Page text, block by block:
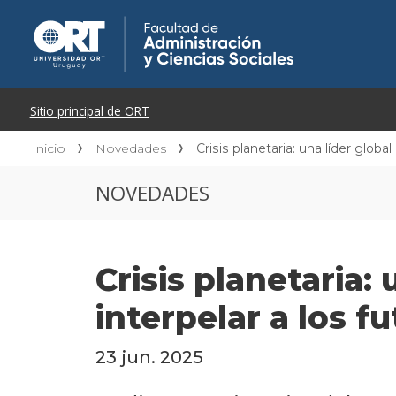
Inicio Novedades Crisis planetaria: una líder
NOVEDADES
Crisis planetaria:
interpelar a los
23 jun. 2025